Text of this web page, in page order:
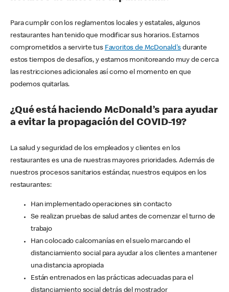
Para cumplir con los reglamentos locales y estatales, algunos
restaurantes han tenido que modificar sus horarios. Estamos
comprometidos a servirte tus Favoritos de McDonald's durante
estos tiempos de desafíos, y estamos monitoreando muy de cerca
las restricciones adicionales así como el momento en que
podemos quitarlas.
¿Qué está haciendo McDonald’s para ayudar
a evitar la propagación del COVID-19?
La salud y seguridad de los empleados y clientes en los
restaurantes es una de nuestras mayores prioridades. Además de
nuestros procesos sanitarios estándar, nuestros equipos en los
restaurantes:
Han implementado operaciones sin contacto
Se realizan pruebas de salud antes de comenzar el turno de
trabajo
Han colocado calcomanías en el suelo marcando el
distanciamiento social para ayudar a los clientes a mantener
una distancia apropiada
Están entrenados en las prácticas adecuadas para el